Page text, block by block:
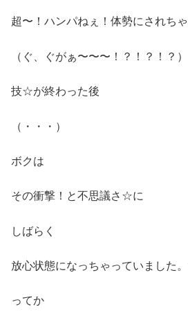
超〜！ハンパねぇ！体勢にされち
（ぐ、ぐがぁ〜〜〜！？！？！？）
技☆が終わった後
（・・・）
ボクは
その衝撃！と不思議さ☆に
しばらく
放心状態になっちゃっていました
ってか